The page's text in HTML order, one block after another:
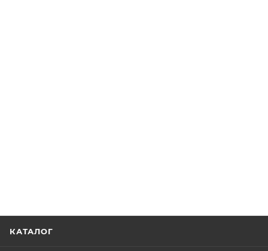
КАТАЛОГ